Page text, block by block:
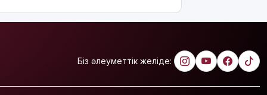
«Жасыл
Біз әлеуметтік желіде: